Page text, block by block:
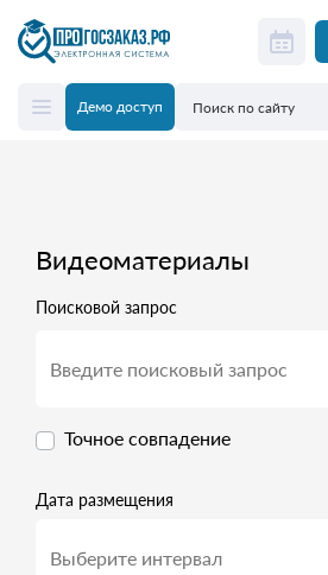
Демо доступ
Видеоматериалы
Поисковой запрос
Точное совпадение
Дата размещения